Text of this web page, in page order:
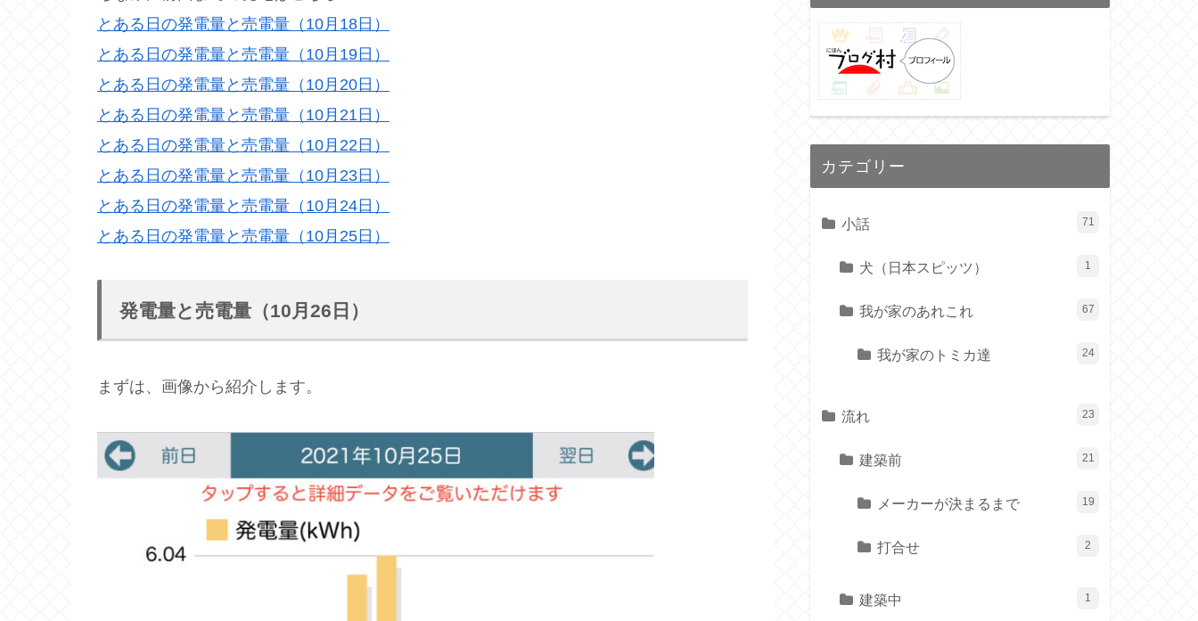
とある日の発電量と売電量（10月18日）
とある日の発電量と売電量（10月19日）
とある日の発電量と売電量（10月20日）
とある日の発電量と売電量（10月21日）
とある日の発電量と売電量（10月22日）
とある日の発電量と売電量（10月23日）
とある日の発電量と売電量（10月24日）
とある日の発電量と売電量（10月25日）
発電量と売電量（10月26日）
まずは、画像から紹介します。
カテゴリー
小話 71
犬（日本スピッツ） 1
我が家のあれこれ 67
我が家のトミカ達 24
流れ 23
建築前 21
メーカーが決まるまで 19
打合せ 2
建築中 1